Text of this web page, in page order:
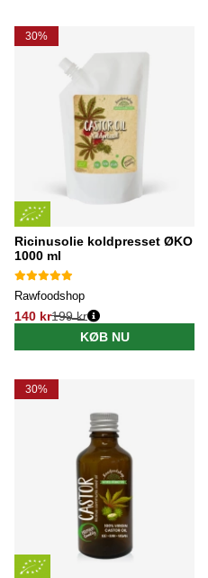
30%
Ricinusolie koldpresset ØKO
1000 ml
Rawfoodshop
140 kr
Normalpris:
199 kr
KØB NU
30%